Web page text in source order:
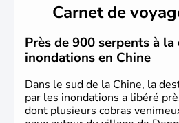
dynasties. La dynastie Qing a
jusqu'aux guerres de l'opium
constituée comme nation et a
en 1945. Illustre pays en
gardistes, la Chine a été la
de l'imprimerie à caractères
la poudre à canon.
Carnet de
Près de 900 serpents à
inondations en Chine
Dans le sud de la Chine, la
par les inondations a libéré
dont plusieurs cobras